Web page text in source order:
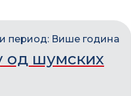
период: Више година
од шумских